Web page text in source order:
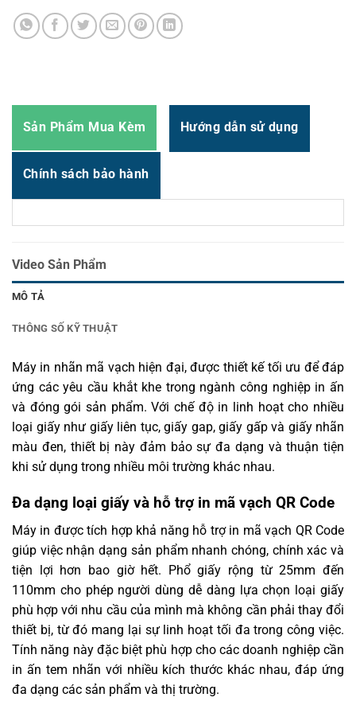
Thời gian:Từ 8h-17h30 Thứ 2 đến Thứ 7
Sản Phẩm Mua Kèm Hướng dẫn sử dụng
Chính sách bảo hành
Video Sản Phẩm
MÔ TẢ
THÔNG SỐ KỸ THUẬT
Máy in nhãn mã vạch hiện đại, được thiết kế tối ưu để đáp
ứng các yêu cầu khắt khe trong ngành công nghiệp in ấn
và đóng gói sản phẩm. Với chế độ in linh hoạt cho nhiều
loại giấy như giấy liên tục, giấy gap, giấy gấp và giấy nhãn
màu đen, thiết bị này đảm bảo sự đa dạng và thuận tiện
khi sử dụng trong nhiều môi trường khác nhau.
Đa dạng loại giấy và hỗ trợ in mã vạch QR Code
Máy in được tích hợp khả năng hỗ trợ in mã vạch QR Code
giúp việc nhận dạng sản phẩm nhanh chóng, chính xác và
tiện lợi hơn bao giờ hết. Phổ giấy rộng từ 25mm đến
110mm cho phép người dùng dễ dàng lựa chọn loại giấy
phù hợp với nhu cầu của mình mà không cần phải thay đổi
thiết bị, từ đó mang lại sự linh hoạt tối đa trong công việc.
Tính năng này đặc biệt phù hợp cho các doanh nghiệp cần
in ấn tem nhãn với nhiều kích thước khác nhau, đáp ứng
đa dạng các sản phẩm và thị trường.